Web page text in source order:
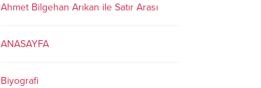
Ahmet Bilgehan Arıkan ile Satır Arası
ANASAYFA
Biyografi